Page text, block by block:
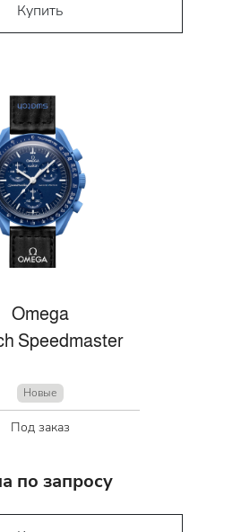
Купить
Omega
Speedmaster
Новые
Под заказ
по запросу